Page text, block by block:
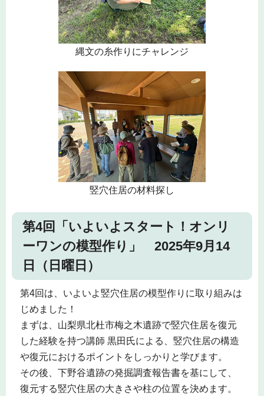
縄文の糸作りにチャレンジ
竪穴住居の材料探し
第4回「いよいよスタート！オンリ
ーワンの模型作り」 2025年9月14
日（日曜日）
第4回は、いよいよ竪穴住居の模型作りに取り組みは
じめました！
まずは、山梨県北杜市梅之木遺跡で竪穴住居を復元
した経験を持つ講師 黒田氏による、竪穴住居の構造
や復元におけるポイントをしっかりと学びます。
その後、下野谷遺跡の発掘調査報告書を基にして、
復元する竪穴住居の大きさや柱の位置を決めます。